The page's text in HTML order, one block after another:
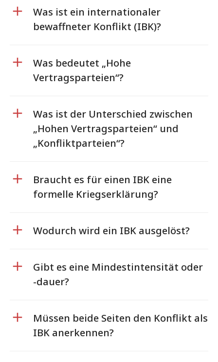
Was ist ein internationaler
bewaffneter Konflikt (IBK)?
Was bedeutet „Hohe
Vertragsparteien“?
Was ist der Unterschied zwischen
„Hohen Vertragsparteien“ und
„Konfliktparteien“?
Braucht es für einen IBK eine
formelle Kriegserklärung?
Wodurch wird ein IBK ausgelöst?
Gibt es eine Mindestintensität oder
-dauer?
Müssen beide Seiten den Konflikt als
IBK anerkennen?